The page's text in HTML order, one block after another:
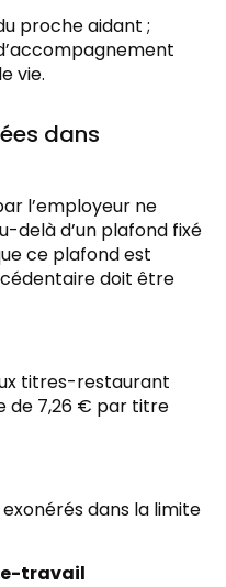
proche aidant ;
vie.
dans
l’employeur ne
delà d’un plafond fixé
ce plafond est
doit être
titres-restaurant
de 7,26 € par titre
dans la limite
travail